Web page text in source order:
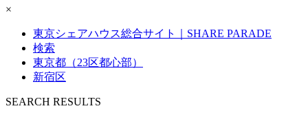
×
東京シェアハウス総合サイト｜SHARE PARADE
検索
東京都（23区都心部）
新宿区
SEARCH RESULTS